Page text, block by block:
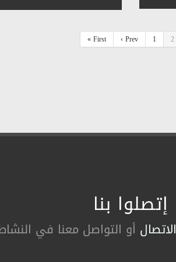
« First ‹ Prev 1 2
إتصلوا بنا
الاتصال أو التواصل معنا في